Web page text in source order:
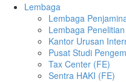
Lembaga
Lembaga
Lembaga
Kantor Urusan
Pusat Studi
Tax Center (FE)
Sentra HAKI (FE)